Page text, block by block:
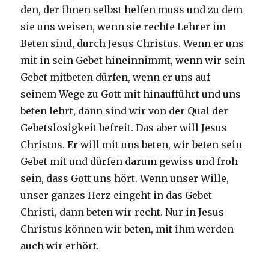
den, der ihnen selbst helfen muss und zu dem
sie uns weisen, wenn sie rechte Lehrer im
Beten sind, durch Jesus Christus. Wenn er uns
mit in sein Gebet hineinnimmt, wenn wir sein
Gebet mitbeten dürfen, wenn er uns auf
seinem Wege zu Gott mit hinaufführt und uns
beten lehrt, dann sind wir von der Qual der
Gebetslosigkeit befreit. Das aber will Jesus
Christus. Er will mit uns beten, wir beten sein
Gebet mit und dürfen darum gewiss und froh
sein, dass Gott uns hört. Wenn unser Wille,
unser ganzes Herz eingeht in das Gebet
Christi, dann beten wir recht. Nur in Jesus
Christus können wir beten, mit ihm werden
auch wir erhört.